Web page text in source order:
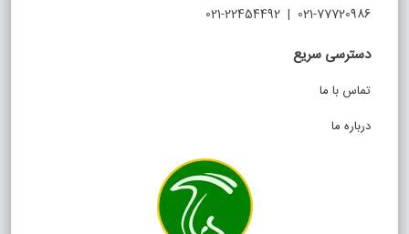
021-77720986 | 021-22454492
دسترسی سریع
تماس با ما
درباره ما